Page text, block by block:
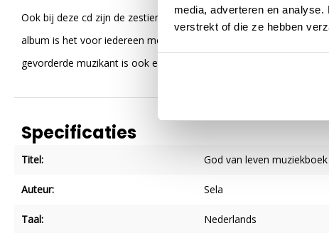
media, adverteren en
verstrekt of die ze hebben
Ook bij deze cd zijn de zestien nieuwe liederen bedoeld om van
album is het voor iedereen mogelijk om gratis eenvoudige
gevorderde muzikant is ook een muziekboek onder dezelfde titel
Specificaties
Titel: God van leven muziekboek
Auteur: Sela
Taal: Nederlands